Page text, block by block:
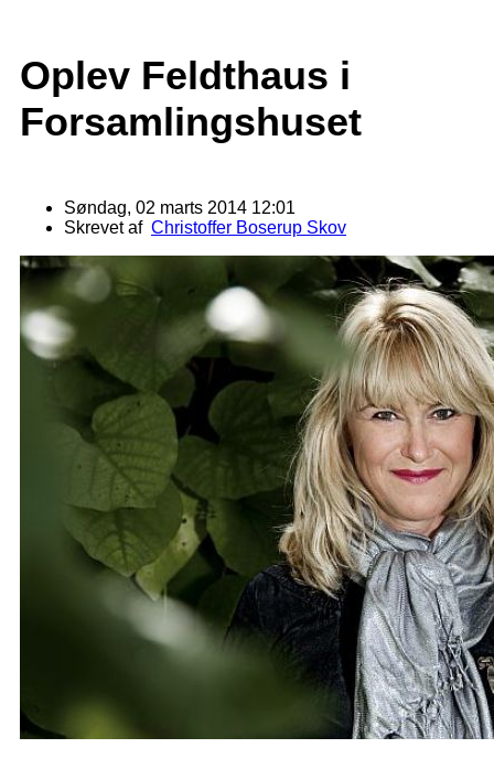
Oplev Feldthaus i
Forsamlingshuset
Søndag, 02 marts 2014 12:01
Skrevet af Christoffer Boserup Skov